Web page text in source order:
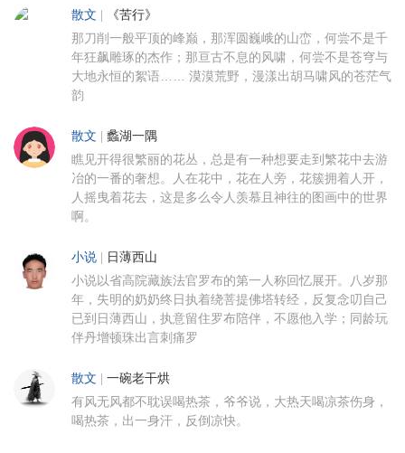
散文 《苦行》
那刀削一般平顶的峰巅，那浑圆巍峨的山峦，何尝不是千
年狂飙雕琢的杰作；那亘古不息的风啸，何尝不是苍穹与
大地永恒的絮语…… 漠漠荒野，漫漾出胡马啸风的苍茫气
韵
散文 蠡湖一隅
瞧见开得很繁丽的花丛，总是有一种想要走到繁花中去游
冶的一番的奢想。人在花中，花在人旁，花簇拥着人开，
人摇曳着花去，这是多么令人羡慕且神往的图画中的世界
啊。
小说 日薄西山
小说以省高院藏族法官罗布的第一人称回忆展开。八岁那
年，失明的奶奶终日执着绕菩提佛塔转经，反复念叨自己
已到日薄西山，执意留住罗布陪伴，不愿他入学；同龄玩
伴丹增顿珠出言刺痛罗
散文 一碗老干烘
有风无风都不耽误喝热茶，爷爷说，大热天喝凉茶伤身，
喝热茶，出一身汗，反倒凉快。